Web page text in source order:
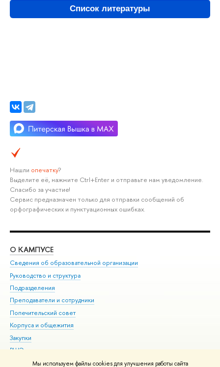
Мы используем файлы cookies для улучшения работы сайта
Список литературы
Нашли опечатку?
Выделите её, нажмите Ctrl+Enter и отправьте нам уведомление.
Спасибо за участие!
Сервис предназначен только для отправки сообщений об
орфографических и пунктуационных ошибках.
О КАМПУСЕ
Сведения об образовательной организации
Руководство и структура
Подразделения
Преподаватели и сотрудники
Попечительский совет
Корпуса и общежития
Закупки
ВШЭ для студентов с ограниченными возможностями
здоровья и инвалидностью